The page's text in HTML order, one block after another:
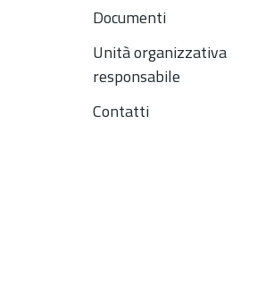
Documenti
Unità organizzativa
responsabile
Contatti